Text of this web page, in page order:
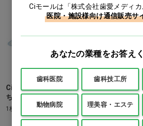
Ci 食事用エプロン(日本製) い
ちご柄 ブルー…他
1枚
[軽減
ロリー
他
Ciモールは「株式会社歯愛メディ
医院・施設様向け通信販売サ
あなたの業種をお答え
歯科医院 歯科技工所
動物病院 理美容・エステ